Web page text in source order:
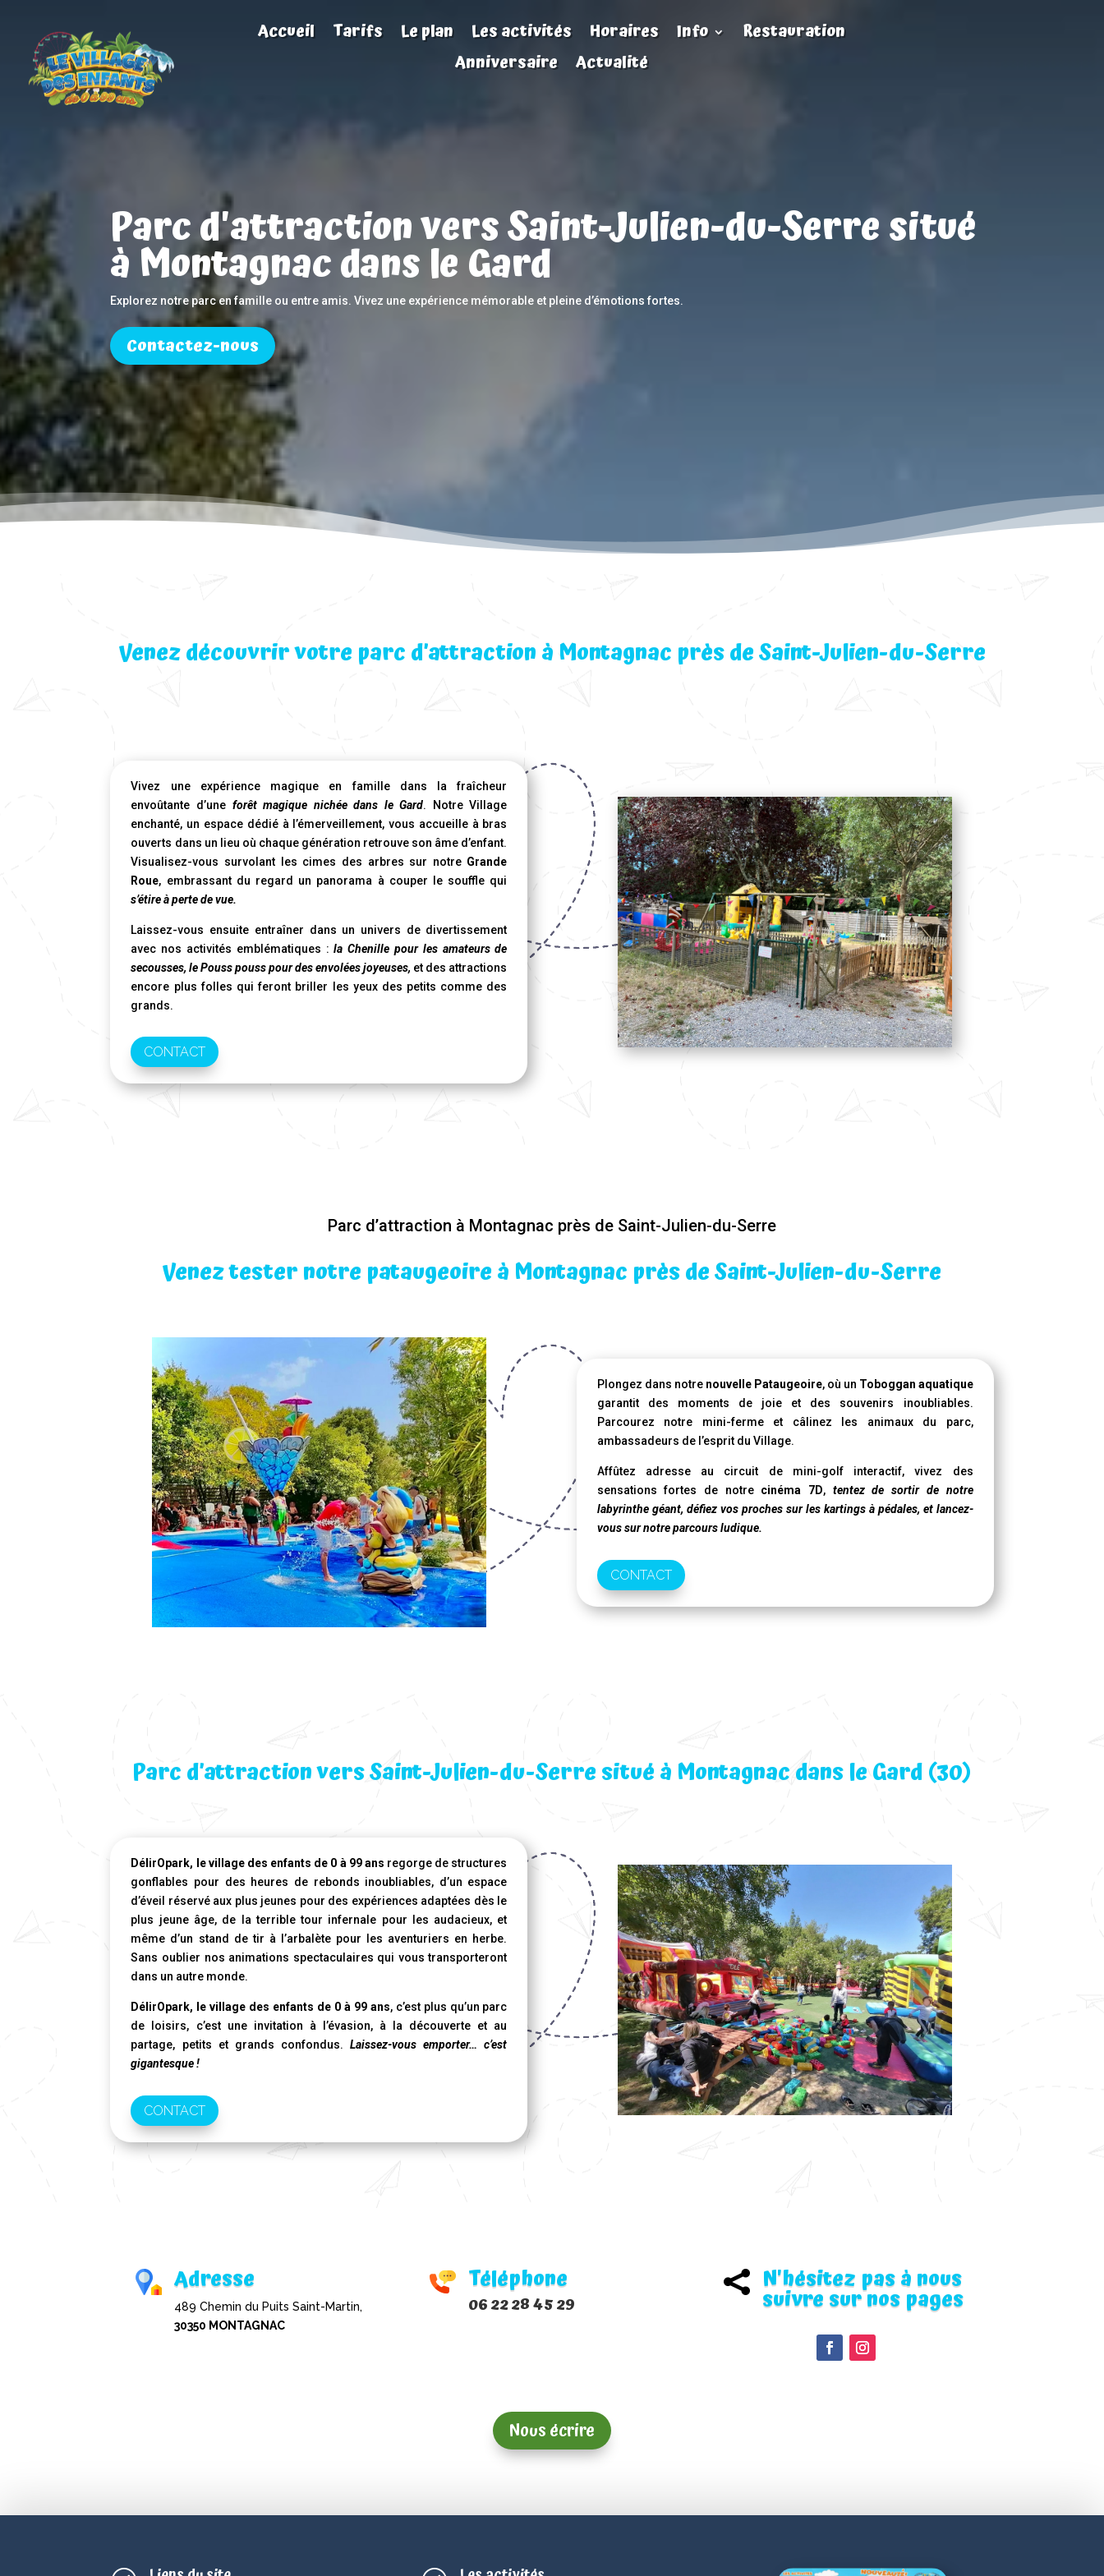
Accueil Tarifs Le plan Les activités Horaires Info
Restauration
Anniversaire
Actualité
Parc d'attraction vers Saint-Julien-du-Serre situé
à Montagnac dans le Gard
Explorez notre parc en famille ou entre amis. Vivez une expérience mémorable et pleine d’émotions fortes.
Contactez-nous
Venez découvrir votre parc d’attraction à Montagnac près de Saint-Julien-du-Serre
Vivez une expérience magique en famille dans la fraîcheur
envoûtante d’une forêt magique nichée dans le Gard. Notre Village
enchanté, un espace dédié à l’émerveillement, vous accueille à bras
ouverts dans un lieu où chaque génération retrouve son âme d’enfant.
Visualisez-vous survolant les cimes des arbres sur notre Grande
Roue, embrassant du regard un panorama à couper le souffle qui
s’étire à perte de vue.
Laissez-vous ensuite entraîner dans un univers de divertissement
avec nos activités emblématiques :la Chenille pour les amateurs de
secousses, le Pouss pouss pour des envolées joyeuses, et des attractions
encore plus folles qui feront briller les yeux des petits comme des
grands.
CONTACT
Parc d’attraction à Montagnac près de Saint-Julien-du-Serre
Venez tester notre pataugeoire à Montagnac près de Saint-Julien-du-Serre
Plongez dans notre nouvelle Pataugeoire, où un Toboggan aquatique
garantit des moments de joie et des souvenirs inoubliables.
Parcourez notre mini-ferme et câlinez les animaux du parc,
ambassadeurs de l’esprit du Village.
Affûtez adresse au circuit de mini-golf interactif, vivez des
sensations fortes de notre cinéma 7D, tentez de sortir de notre
labyrinthe géant, défiez vos proches sur les kartings à pédales, et lancez-
vous sur notre parcours ludique.
CONTACT
Parc d’attraction vers Saint-Julien-du-Serre situé à Montagnac dans le Gard (30)
DélirOpark, le village des enfants de 0 à 99 ans regorge de structures
gonflables pour des heures de rebonds inoubliables, d’un espace
d’éveil réservé aux plus jeunes pour des expériences adaptées dès le
plus jeune âge, de la terrible tour infernale pour les audacieux, et
même d’un stand de tir à l’arbalète pour les aventuriers en herbe.
Sans oublier nos animations spectaculaires qui vous transporteront
dans un autre monde.
DélirOpark, le village des enfants de 0 à 99 ans, c’est plus qu’un parc
de loisirs, c’est une invitation à l’évasion, à la découverte et au
partage, petits et grands confondus.Laissez-vous emporter… c’est
gigantesque !
CONTACT
Adresse
489 Chemin du Puits Saint-Martin,
30350 MONTAGNAC
Téléphone
06 22 28 45 29
 N'hésitez pas à nous
suivre sur nos pages
Nous écrire